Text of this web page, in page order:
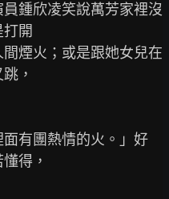
鍾欣凌笑說萬芳家裡沒
開
煙火；或是跟她女兒在
，
面有團熱情的火。」好
得，